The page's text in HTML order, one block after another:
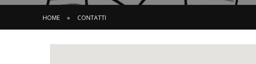
HOME » CONTATTI